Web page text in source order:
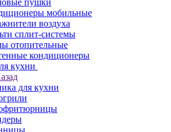
пушки
мобильные
воздуха
сплит-системы
отопительные
кондиционеры
кухни
для кухни